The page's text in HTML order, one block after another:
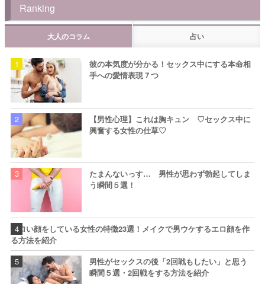
Ranking
大人のコラム 占い
彼の本気度が分かる！セックス中にする本命相
手への愛情表現７つ
【男性心理】これは胸キュン ♡セックス中に
興奮する女性の仕草♡
たまんないっす… 男性が思わず勃起してしま
う瞬間５選！
エロい顔をしている女性の特徴23選！メイクで男ウケするエロ顔を作
る方法を紹介
男性がセックスの後「2回戦もしたい」と思う
瞬間５選・2回戦をする方法を紹介